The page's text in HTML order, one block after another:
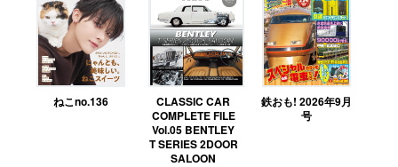
ねこno.136
CLASSIC CAR
COMPLETE FILE
Vol.05 BENTLEY
T SERIES 2DOOR
SALOON
鉄おも! 2026年9月
号